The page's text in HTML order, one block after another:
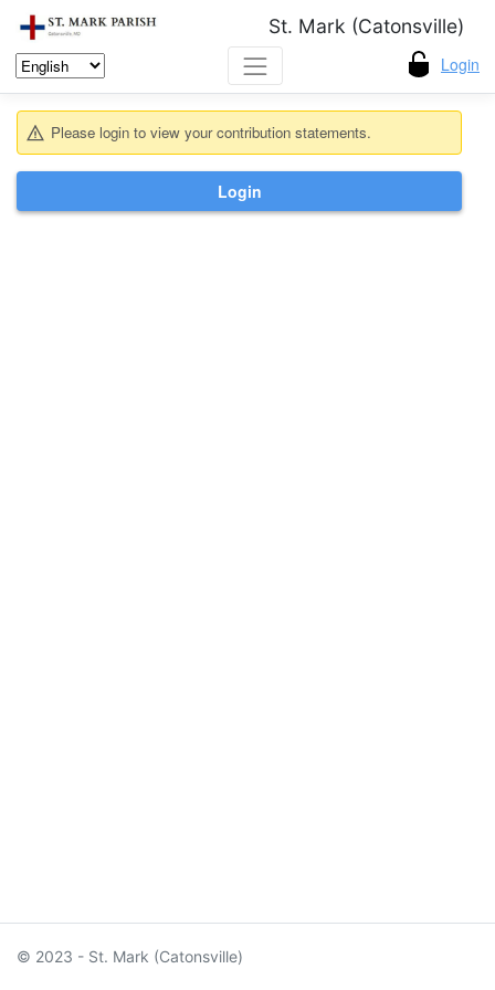
St. Mark (Catonsville)
© 2023 - St. Mark (Catonsville)